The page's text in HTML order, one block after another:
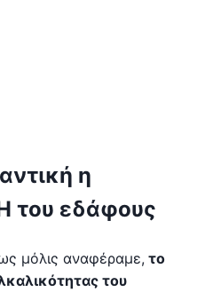
η
του εδάφους
μόλις αναφέραμε, το
του